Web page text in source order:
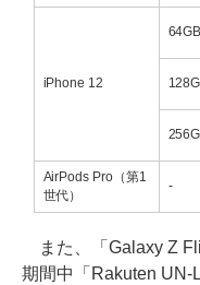
iPhone 12
64GB
AirPods Pro（第1
世代）
-
また、「Galaxy Z
期間中「Rakuten UN-